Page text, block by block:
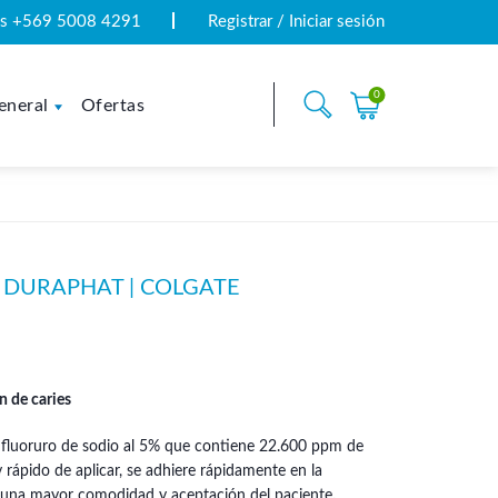
+569 5008 4291 Registrar / Iniciar sesión
Ofertas
0
| COLGATE
de caries
de sodio al 5% que contiene 22.600 ppm de
de aplicar, se adhiere rápidamente en la